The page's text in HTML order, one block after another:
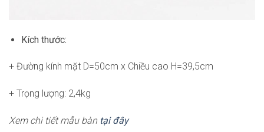
Kích thước:
+ Đường kính mặt D=50cm x Chiều cao H=39,5cm
+ Trọng lượng: 2,4kg
Xem chi tiết mẫu bàn tại đây